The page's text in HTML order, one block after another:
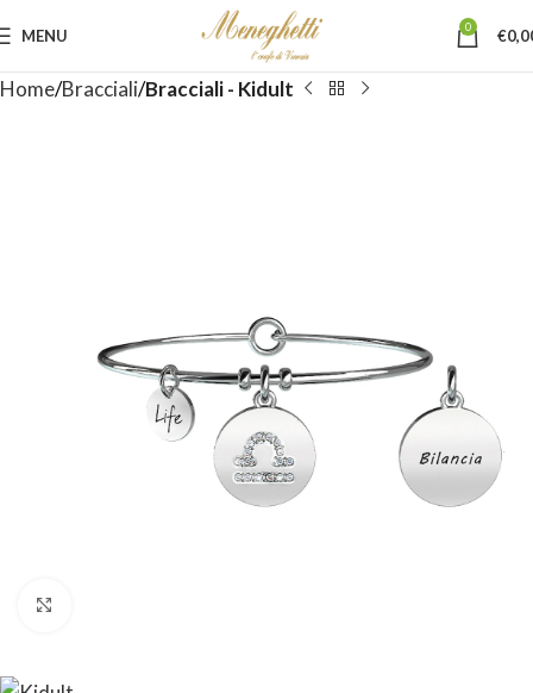
MENU 0 €
Home Bracciali Bracciali - Kidult